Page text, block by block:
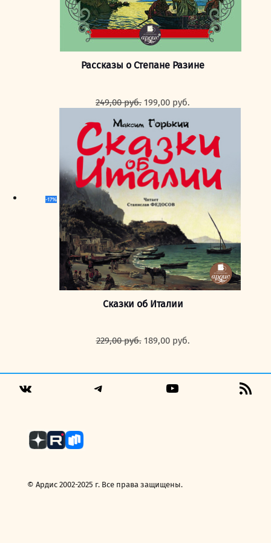
Рассказы о Степане Разине
249,00руб. Первоначальная
составляла
249,00 руб..
199,00 руб.
-17%
Сказки об Италии
229,00руб. Первоначальная
229,00 руб..
189,00 руб.
© Ардис 2002-2025 г. Все права защищены.